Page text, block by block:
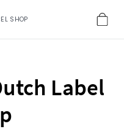
SHOP
Label